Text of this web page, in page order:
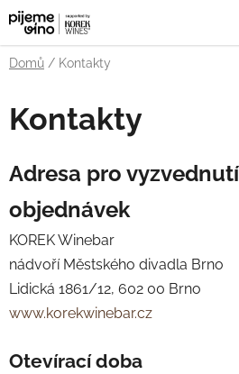
Přejít
na
obsah
Domů / Kontakty
Kontakty
Adresa pro
objednávek
KOREK Winebar
nádvoří Městského divadla Brno
Lidická 1861/12, 602 00 Brno
www.korekwinebar.cz
Otevírací doba